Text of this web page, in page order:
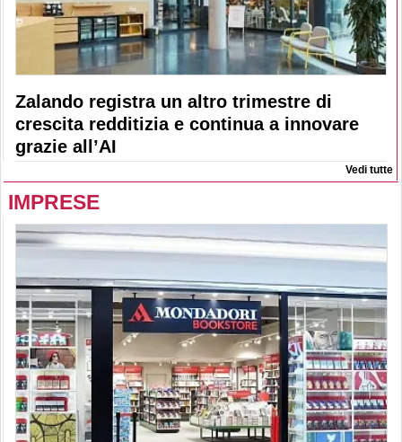
Zalando registra un altro trimestre di
crescita redditizia e continua a innovare
grazie all’AI
Vedi tutte
IMPRESE